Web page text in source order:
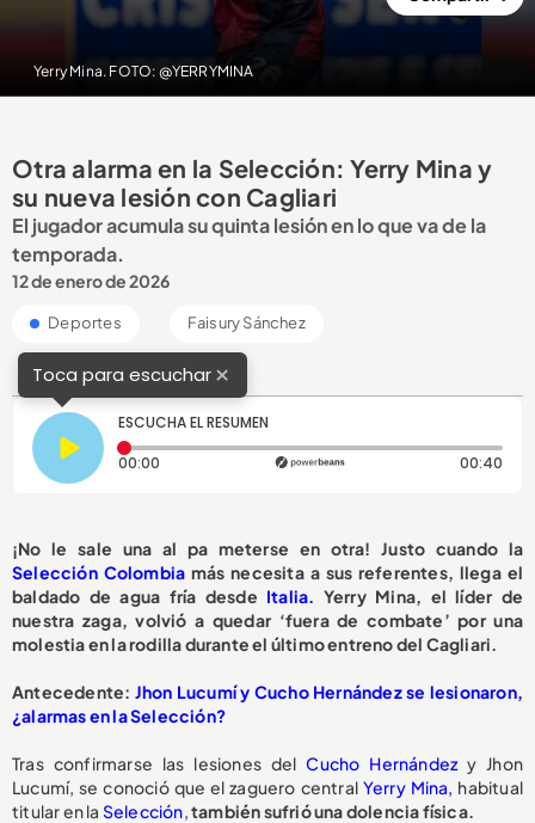
Yerry Mina. FOTO: @YERRYMINA
Otra alarma en la Selección: Yerry Mina y
su nueva lesión con Cagliari
El jugador acumula su quinta lesión en lo que va de la
temporada.
12 de enero de 2026
Deportes Faisury Sánchez
Toca para escuchar×
ESCUCHA EL RESUMEN
00:00 Tiempo transcurrido: 0 segundos 00:40
¡No le sale una al pa meterse en otra! Justo cuando la
Selección Colombia más necesita a sus referentes, llega el
baldado de agua fría desde Italia. Yerry Mina, el líder de
nuestra zaga, volvió a quedar ‘fuera de combate’ por una
molestia en la rodilla durante el último entreno del Cagliari.
Antecedente: Jhon Lucumí y Cucho Hernández se lesionaron,
¿alarmas en la Selección?
Tras confirmarse las lesiones delCucho Hernándezy Jhon
Lucumí, se conoció que el zaguero centralYerry Mina, habitual
titular en la Selección,también sufrió una dolencia física.